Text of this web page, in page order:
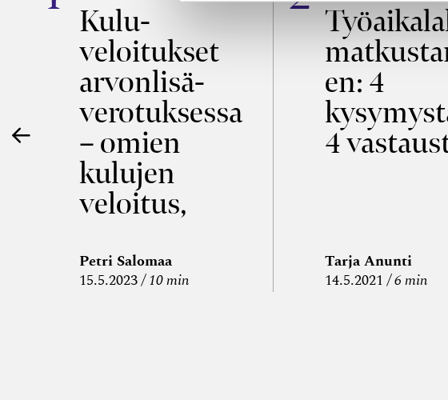
Kulu­
veloitukset
arvon­lisä­
verotuksessa
– omien
kulujen
veloitus,
edelleen­
veloitus ja
Petri Salomaa
15.5.2023 10 min
en: 4
4
Tarja Anunti
14.5.2021
6 min